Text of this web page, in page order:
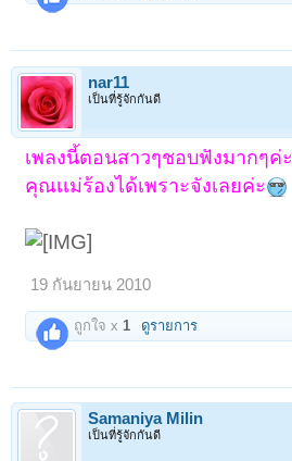
nar11
เป็นที่รู้จักกันดี
เพลงนี้ตอนสาวๆชอบฟังมากๆค่ะ
คุณเเม่ร้องได้เพราะจังเลยค่ะ
19 กันยายน 2010
ถูกใจ x 1 ดูรายการ
Samaniya Milin
เป็นที่รู้จักกันดี